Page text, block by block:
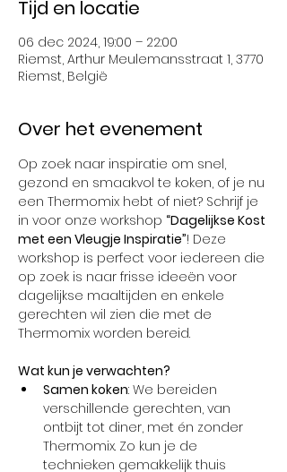
Tijd en locatie
06 dec 2024, 19:00 – 22:00
Riemst, Arthur Meulemansstraat 1, 3770
Riemst, België
Over het evenement
Op zoek naar inspiratie om snel,
gezond en smaakvol te koken, of je nu
een Thermomix hebt of niet? Schrijf je
in voor onze workshop “Dagelijkse Kost
met een Vleugje Inspiratie”! Deze
workshop is perfect voor iedereen die
op zoek is naar frisse ideeën voor
dagelijkse maaltijden en enkele
gerechten wil zien die met de
Thermomix worden bereid.
Wat kun je verwachten?
Samen koken: We bereiden
verschillende gerechten, van
ontbijt tot diner, met én zonder
Thermomix. Zo kun je de
technieken gemakkelijk thuis